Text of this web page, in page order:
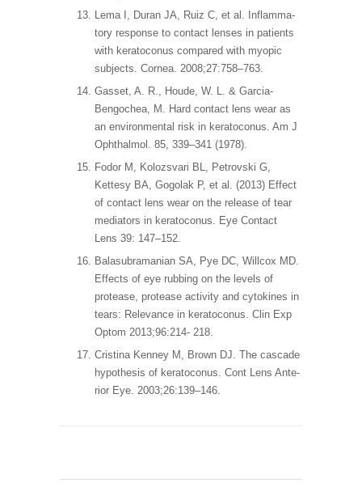
Lema I, Duran JA, Ruiz C, et al. Inflamma-
tory response to contact lenses in patients
with keratoconus compared with myopic
subjects. Cornea. 2008;27:758–763.
Gasset, A. R., Houde, W. L. & Garcia-
Bengochea, M. Hard contact lens wear as
an environmental risk in keratoconus. Am J
Ophthalmol. 85, 339–341 (1978).
Fodor M, Kolozsvari BL, Petrovski G,
Kettesy BA, Gogolak P, et al. (2013) Effect
of contact lens wear on the release of tear
mediators in keratoconus. Eye Contact
Lens 39: 147–152.
Balasubramanian SA, Pye DC, Willcox MD.
Effects of eye rubbing on the levels of
protease, protease activity and cytokines in
tears: Relevance in keratoconus. Clin Exp
Optom 2013;96:214- 218.
Cristina Kenney M, Brown DJ. The cascade
hypothesis of keratoconus. Cont Lens Ante-
rior Eye. 2003;26:139–146.